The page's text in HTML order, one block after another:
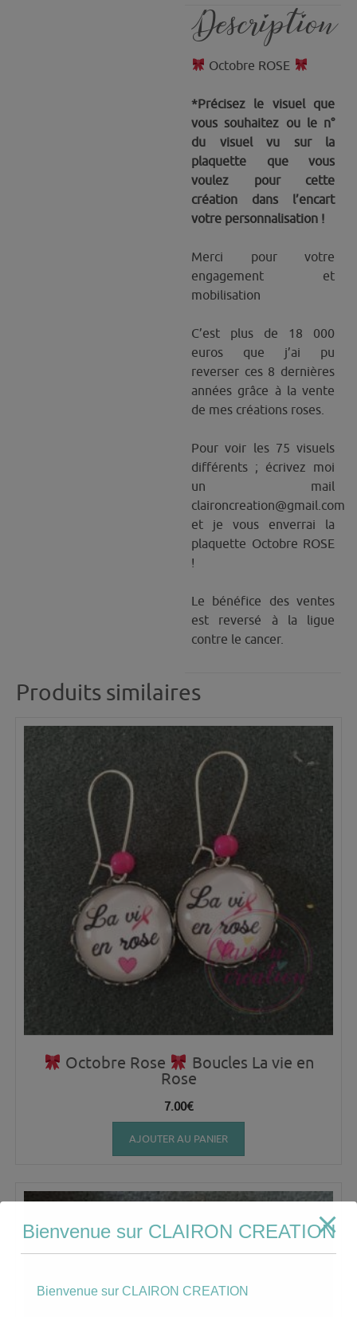
Description
Octobre ROSE
*Précisez le visuel que
vous souhaitez ou le n°
du visuel vu sur la
plaquette que vous
voulez pour cette
création dans l’encart
votre personnalisation !
Merci pour votre
engagement et
mobilisation
C’est plus de 18 000
euros que j’ai pu
reverser ces 8 dernières
années grâce à la vente
de mes créations roses.
Pour voir les 75 visuels
différents ; écrivez moi
un mail
claironcreation@gmail.com
et je vous enverrai la
plaquette Octobre ROSE
!
Le bénéfice des ventes
est reversé à la ligue
contre le cancer.
Produits similaires
Octobre Rose
Boucles La vie en
Rose
7.00€
AJOUTER AU PANIER
Bienvenue sur CLAIRON CREATION
Bienvenue sur CLAIRON CREATION